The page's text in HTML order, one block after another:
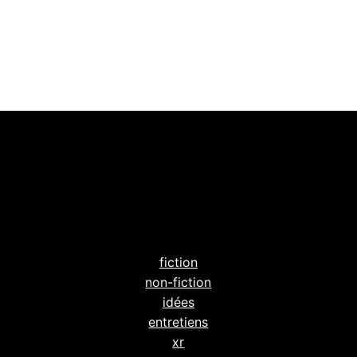
fiction
non-fiction
idées
entretiens
xr